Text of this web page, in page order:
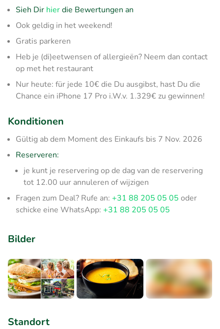
Sieh Dir hierdie Bewertungen an
Ook geldig in het weekend!
Gratis parkeren
Heb je (di)eetwensen of allergieën? Neem dan contact
op met het restaurant
Nur heute: für jede 10€ die Du ausgibst, hast Du die
Chance ein iPhone 17 Pro i.W.v. 1.329€ zu gewinnen!
Konditionen
Gültig ab dem Moment des Einkaufs bis 7 Nov. 2026
Reserveren:
je kunt je reservering op de dag van de reservering
tot 12.00 uur annuleren of wijzigen
Fragen zum Deal? Rufe an: +31 88 205 05 05 oder
schicke eine WhatsApp: +31 88 205 05 05
Bilder
Standort